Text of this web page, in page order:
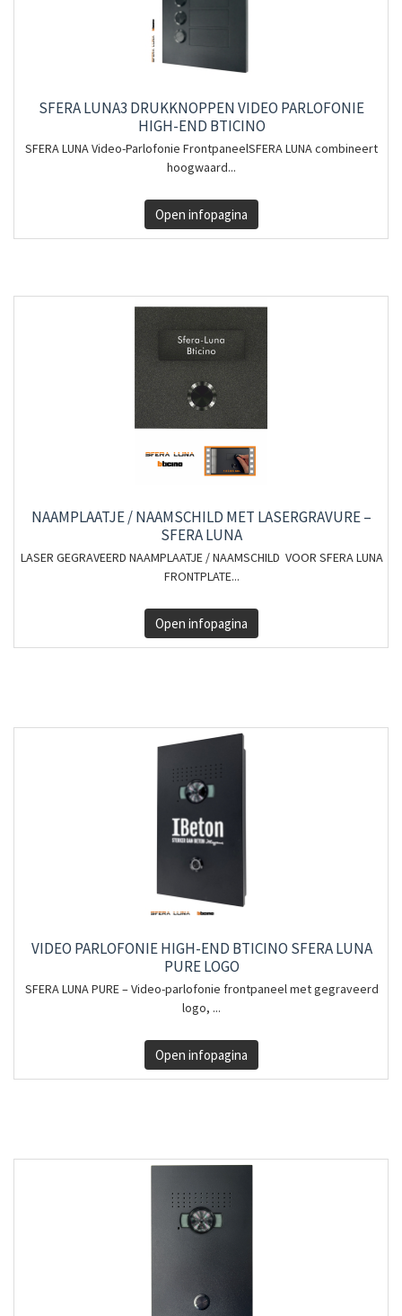
SFERA LUNA3 DRUKKNOPPEN VIDEO PARLOFONIE
HIGH-END BTICINO
SFERA LUNA Video-Parlofonie FrontpaneelSFERA LUNA combineert
hoogwaard...
Open infopagina
NAAMPLAATJE / NAAMSCHILD MET LASERGRAVURE –
SFERA LUNA
LASER GEGRAVEERD NAAMPLAATJE / NAAMSCHILD VOOR SFERA LUNA
FRONTPLATE...
Open infopagina
VIDEO PARLOFONIE HIGH-END BTICINO SFERA LUNA
PURE LOGO
SFERA LUNA PURE – Video-parlofonie frontpaneel met gegraveerd
logo, ...
Open infopagina